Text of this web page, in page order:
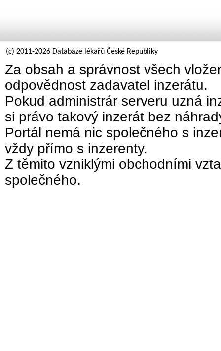
(c) 2011-2026 Databáze lékařů České Republiky
Za obsah a správnost všech
odpovědnost zadavatel inzerátu.
Pokud administrár serveru uzná
si právo takový inzerát bez
Portál nemá nic společného s
vždy přímo s inzerenty.
Z těmito vzniklými obchodními
společného.